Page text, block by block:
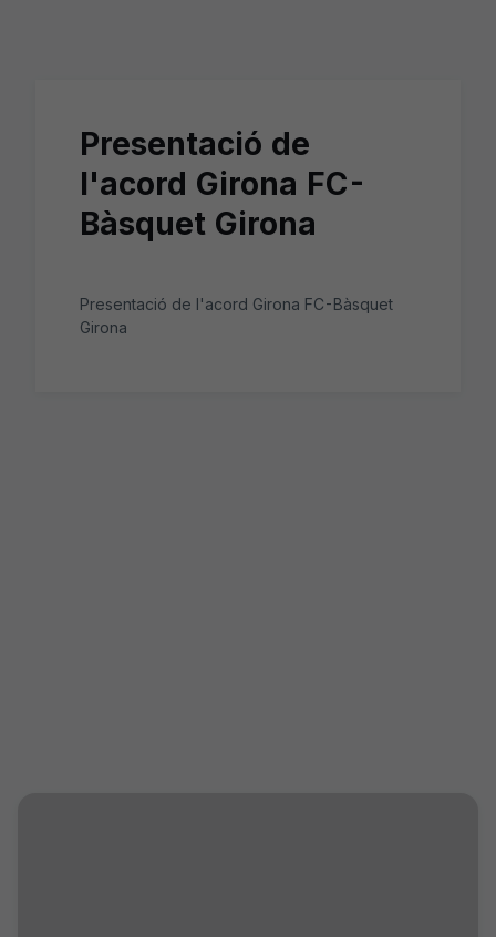
Presentació de
l'acord Girona FC-
Bàsquet Girona
Presentació de l'acord Girona FC-Bàsquet
Girona